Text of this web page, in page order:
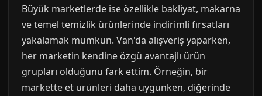
Büyük marketlerde ise özellikle bakliyat, makarna
ve temel temizlik ürünlerinde indirimli fırsatları
yakalamak mümkün. Van'da alışveriş yaparken,
her marketin kendine özgü avantajlı ürün
grupları olduğunu fark ettim. Örneğin, bir
markette et ürünleri daha uygunken, diğerinde